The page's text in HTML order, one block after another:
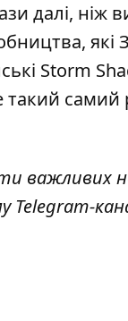
далі, ніж
які
Storm
самий
важливих
Telegram-